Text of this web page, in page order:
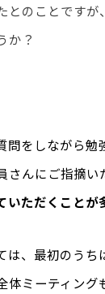
とのことですが
か？
をしながら勉
さんにご指摘い
いただくことが
は、最初のうち
体ミーティング